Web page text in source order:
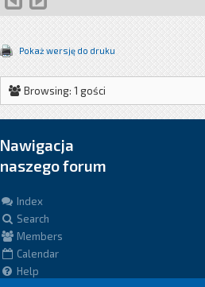
Pokaż wersję do druku
Browsing: 1 gości
Nawigacja
naszego forum
Index
Search
Members
Calendar
Help